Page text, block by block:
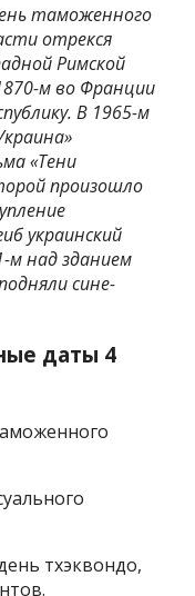
таможенного
отрекся
Римской
м во Франции
В 1965-м
«Тени
произошло
украинский
м над зданием
сине-
даты 4
тхэквондо,